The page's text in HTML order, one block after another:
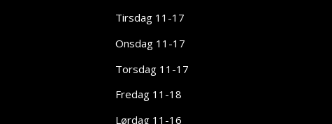
Tirsdag 11-17
Onsdag 11-17
Torsdag 11-17
Fredag 11-18
Lørdag 11-16